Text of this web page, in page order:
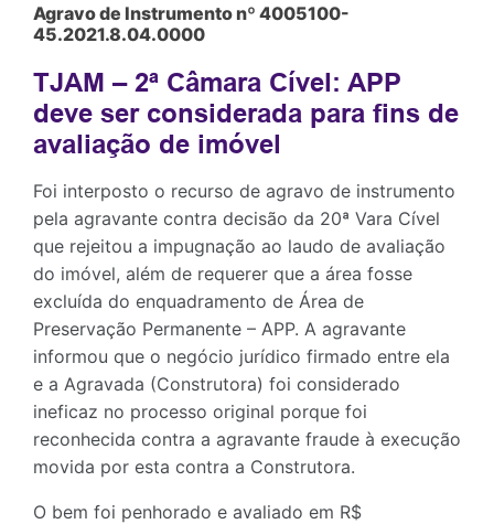
Agravo de Instrumento nº 4005100-
45.2021.8.04.0000
TJAM – 2ª Câmara Cível: APP
deve ser considerada para fins de
avaliação de imóvel
Foi interposto o recurso de agravo de instrumento
pela agravante contra decisão da 20ª Vara Cível
que rejeitou a impugnação ao laudo de avaliação
do imóvel, além de requerer que a área fosse
excluída do enquadramento de Área de
Preservação Permanente – APP. A agravante
informou que o negócio jurídico firmado entre ela
e a Agravada (Construtora) foi considerado
ineficaz no processo original porque foi
reconhecida contra a agravante fraude à execução
movida por esta contra a Construtora.
O bem foi penhorado e avaliado em R$